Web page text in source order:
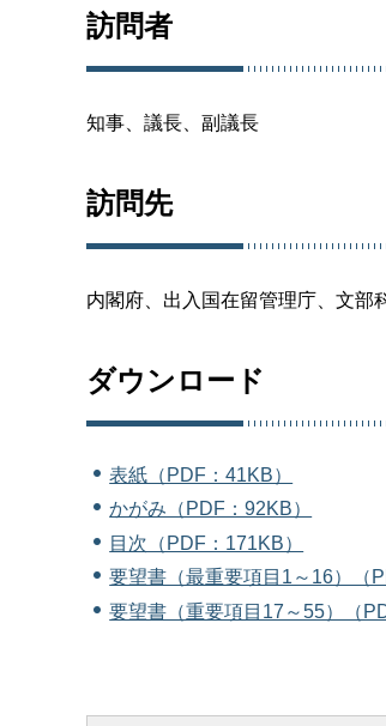
訪問者
知事、議長、副議長
訪問先
内閣府、出入国在留管理庁、文部
ダウンロード
表紙（PDF：41KB）
かがみ（PDF：92KB）
目次（PDF：171KB）
要望書（最重要項目1～16）（
要望書（重要項目17～55）（